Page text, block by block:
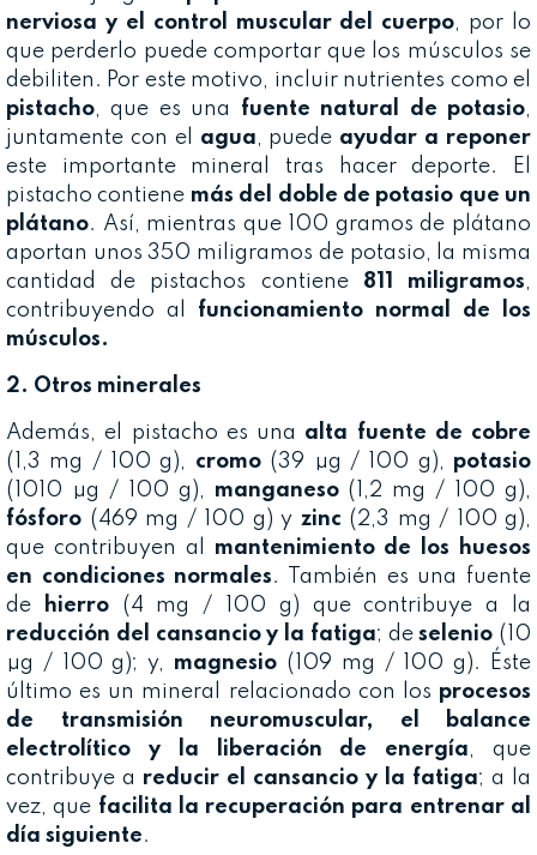
nerviosa y el control muscular del cuerpo, por lo
que perderlo puede comportar que los músculos se
debiliten. Por este motivo, incluir nutrientes como el
pistacho, que es una fuente natural de potasio,
juntamente con el agua, puede ayudar a reponer
este importante mineral tras hacer deporte. El
pistacho contiene más del doble de potasio que un
plátano. Así, mientras que 100 gramos de plátano
aportan unos 350 miligramos de potasio, la misma
cantidad de pistachos contiene 811 miligramos,
contribuyendo al funcionamiento normal de los
músculos.
2. Otros minerales
Además, el pistacho es una alta fuente de cobre
(1,3 mg / 100 g), cromo(39 µg / 100 g), potasio
(1010 µg / 100 g), manganeso(1,2 mg / 100 g),
fósforo (469 mg / 100 g) y zinc (2,3 mg / 100 g),
que contribuyen al mantenimiento de los huesos
en condiciones normales. También es una fuente
de
hierro(4 mg / 100 g) que contribuye a la
reducción del cansancio y la fatiga; deselenio (10
µg / 100 g); y, magnesio (109 mg / 100 g). Éste
último es un mineral relacionado con los procesos
de transmisión neuromuscular, el balance
electrolítico y la liberación de energía, que
contribuye a reducir el cansancio y la fatiga; a la
vez, que facilita la recuperación para entrenar al
día siguiente.